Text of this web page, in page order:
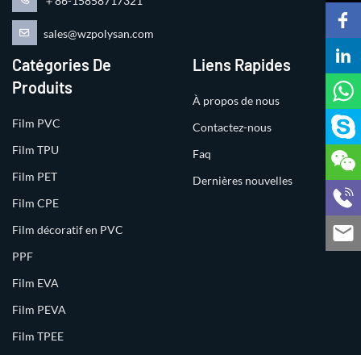
sales@wzpolysan.com
Catégories De
Produits
Film PVC
Film TPU
Film PET
Film CPE
Film décoratif en PVC
PPF
Film EVA
Film PEVA
Film TPEE
Liens Rapides
À propos de nous
Contactez-nous
Faq
Dernières nouvelles